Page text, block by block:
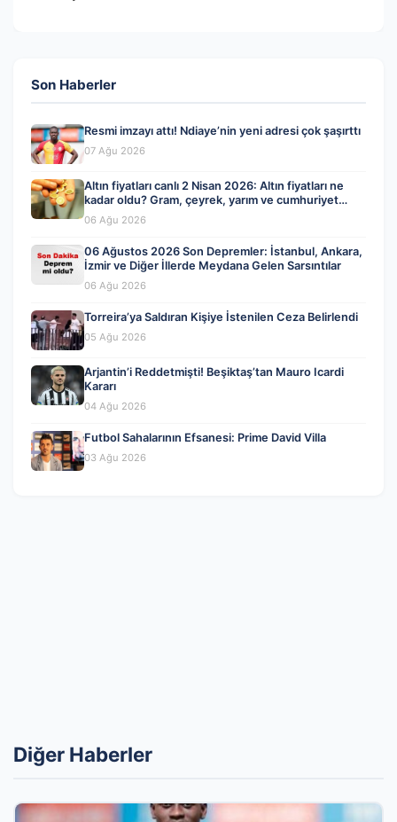
Son Haberler
Resmi imzayı attı! Ndiaye’nin yeni adresi çok şaşırttı
07 Ağu 2026
Altın fiyatları canlı 2 Nisan 2026: Altın fiyatları ne
kadar oldu? Gram, çeyrek, yarım ve cumhuriyet
altını alış satış fiyatları
06 Ağu 2026
06 Ağustos 2026 Son Depremler: İstanbul, Ankara,
İzmir ve Diğer İllerde Meydana Gelen Sarsıntılar
06 Ağu 2026
Torreira’ya Saldıran Kişiye İstenilen Ceza Belirlendi
05 Ağu 2026
Arjantin’i Reddetmişti! Beşiktaş’tan Mauro Icardi
Kararı
04 Ağu 2026
Futbol Sahalarının Efsanesi: Prime David Villa
03 Ağu 2026
Diğer Haberler